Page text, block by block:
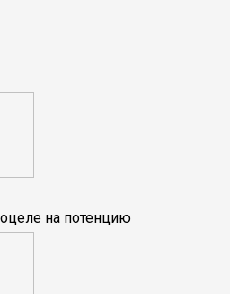
на потенцию